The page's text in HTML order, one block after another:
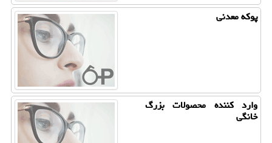
پوكه معدنی
وارد كننده محصولات بزرگ
خانگی